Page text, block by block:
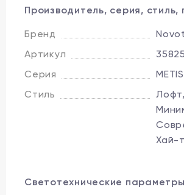
Производитель, серия, стиль,
Бренд
Артикул
Серия
METIS
Стиль
Лофт,
Хай-
Светотехнические параметры